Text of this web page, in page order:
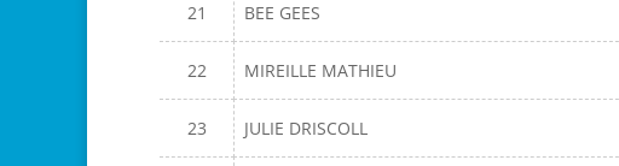
21 BEE GEES
22 MIREILLE MATHIEU
23 JULIE DRISCOLL